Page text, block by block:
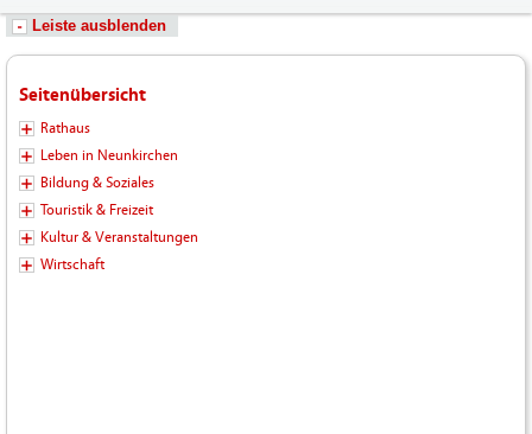
Leiste ausblenden
Seitenübersicht
Rathaus
Leben in Neunkirchen
Bildung & Soziales
Touristik & Freizeit
Kultur & Veranstaltungen
Wirtschaft